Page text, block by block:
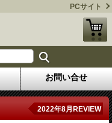
PCサイト
お問い合せ
2022年8月REVIEW